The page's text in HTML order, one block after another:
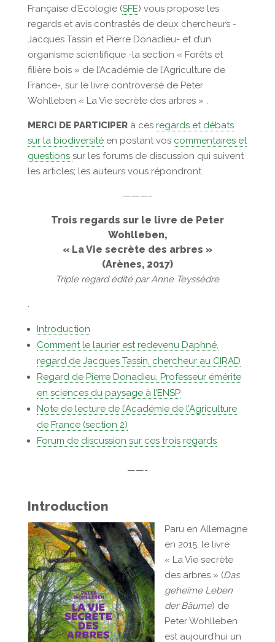
Française d’Ecologie (SFE) vous propose les
regards et avis contrastés de deux chercheurs -
Jacques Tassin et Pierre Donadieu- et d’un
organisme scientifique -la section « Forêts et
filière bois » de l’Académie de l’Agriculture de
France-, sur le livre controversé de Peter
Wohlleben « La Vie secrète des arbres » .
MERCI DE PARTICIPER à ces regards et débats
sur la biodiversitéen postant vos commentaires et
questions sur les forums de discussion qui suivent
les articles; les auteurs vous répondront.
———-
Trois regards sur le livre de Peter
Wohlleben,
« La Vie secrète des arbres »
(Arènes, 2017)
Triple regard édité par Anne Teyssèdre
.
Introduction
Comment le laurier est redevenu Daphné,
regard de Jacques Tassin, chercheur au CIRAD
Regard de Pierre Donadieu, Professeur émérite
en sciences du paysage à l’ENSP
Note de lecture de l’Académie de l’Agriculture
de France (section 2)
Forum de discussion sur ces trois regards
——-
Introduction
Paru en Allemagne
en 2015, le livre
« La Vie secrète
des arbres » (Das
geheime Leben
der Bäume) de
Peter Wohlleben
est aujourd’hui un